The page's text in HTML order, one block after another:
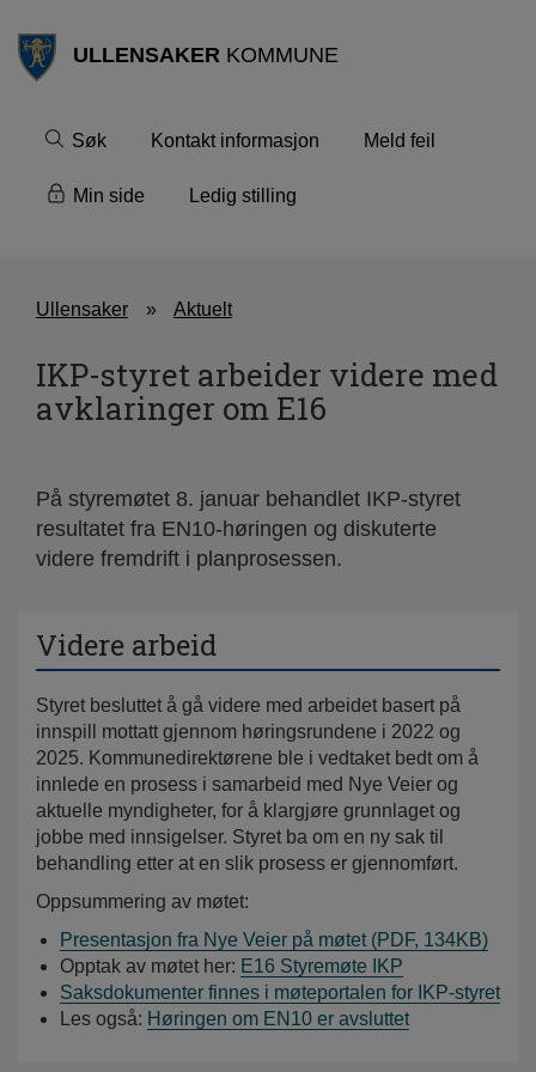
ULLENSAKERKOMMUNE
Søk Kontakt informasjon Meld feil
Min side Ledig stilling
Ullensaker Aktuelt
IKP-styret arbeider videre med
avklaringer om E16
På styremøtet 8. januar behandlet IKP-styret
resultatet fra EN10-høringen og diskuterte
videre fremdrift i planprosessen.
Videre arbeid
Styret besluttet å gå videre med arbeidet basert på
innspill mottatt gjennom høringsrundene i 2022 og
2025. Kommunedirektørene ble i vedtaket bedt om å
innlede en prosess i samarbeid med Nye Veier og
aktuelle myndigheter, for å klargjøre grunnlaget og
jobbe med innsigelser. Styret ba om en ny sak til
behandling etter at en slik prosess er gjennomført.
Oppsummering av møtet:
Presentasjon fra Nye Veier på møtet(PDF, 134KB)
Opptak av møtet her: E16 Styremøte IKP
Saksdokumenter finnes i møteportalen for IKP-styret
Les også: Høringen om EN10 er avsluttet